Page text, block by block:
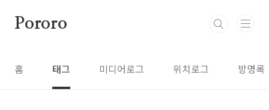
Pororo
홈 태그 미디어로그 위치로그 방명록